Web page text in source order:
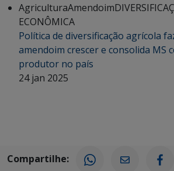
AgriculturaAmendoim
ECONÔMICA
Política de diversificação agrícola
amendoim crescer e consolida MS
produtor no país
24 jan 2025
Compartilhe: